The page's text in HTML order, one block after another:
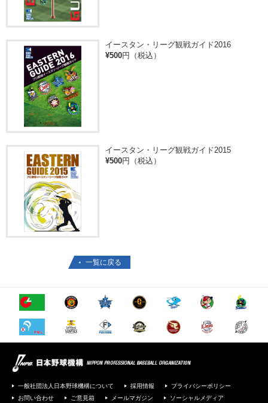
イースタン・リーグ観戦ガイド2016
¥500円（税込）
イースタン・リーグ観戦ガイド2015
¥500円（税込）
一覧に戻る
一般社団法人日本野球機構について 採用情報
プライバシーポリシー
お問い合わせ
ご意見箱 メールマガジン ソーシャルメディア